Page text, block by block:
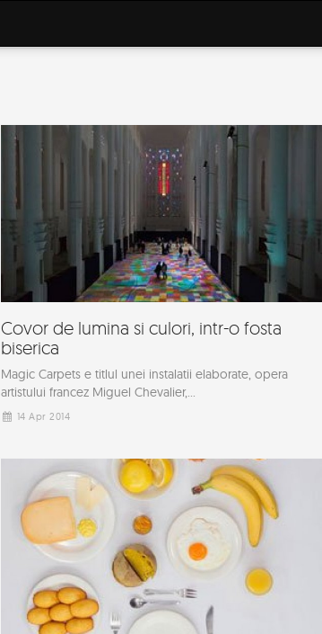
Covor de lumina si culori, intr-o fosta
biserica
Magic Carpets e titlul unei instalatii elaborate, opera
artistului francez Miguel Chevalier,...
14 Apr 2014